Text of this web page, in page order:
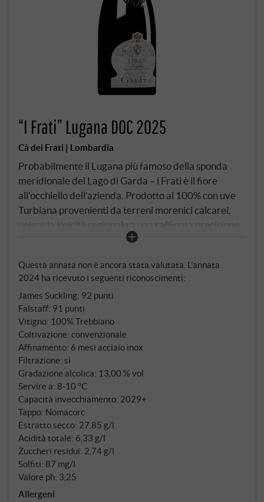
“I Frati” Lugana DOC 2025
Cà dei Frati | Lombardia
Probabilmente il Lugana più famoso della sponda
meridionale del Lago di Garda – i Frati è il fiore
all'occhiello dell'azienda. Prodotto al 100% con uve
Turbiana provenienti da terreni morenici calcarei,
unisce la tipicità regionale a una raffinata precisione
moderna. Giallo paglierino brillante nel bicchiere con
bianche, pere e un accenno di fiori di mandorlo,
completati da delicate note erbacee. Al palato è
chiaro e succoso, con un'acidità vivace e ben
integrata, una fine sapidità e una sottile vena
minerale che conferisce freschezza e profondità in
egual misura. Il finale è lungo, elegante e
caratterizzato da note agrumate. Un classico senza
tempo che porta nel bicchiere il terroir della regione
del Lugana in modo perfetto – elegante, stimolante
da bere e con un sicuro potenziale di invecchiamento.
SUPERIORE.DE
Questa annata non è ancora stata valutata. L’annata
2024 ha ricevuto i seguenti riconoscimenti:
James Suckling: 92 punti
Falstaff: 91 punti
Vitigno: 100% Trebbiano
Coltivazione: convenzionale
Affinamento: 6 mesi acciaio inox
Filtrazione: sì
Gradazione alcolica: 13,00 % vol
Servire a: 8‑10 °C
Capacità invecchiamento: 2029+
Tappo: Nomacorc
Estratto secco: 27,85 g/l
Acidità totale: 6,33 g/l
Zuccheri residui: 2,74 g/l
Solfiti: 87 mg/l
Valore ph: 3,25
Allergeni